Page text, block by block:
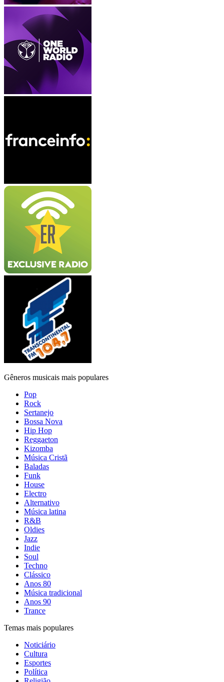
Gêneros musicais mais populares
Pop
Rock
Sertanejo
Bossa Nova
Hip Hop
Reggaeton
Kizomba
Música Cristã
Baladas
Funk
House
Electro
Alternativo
Música latina
R&B
Oldies
Jazz
Indie
Soul
Techno
Clássico
Anos 80
Música tradicional
Anos 90
Trance
Temas mais populares
Noticiário
Cultura
Esportes
Política